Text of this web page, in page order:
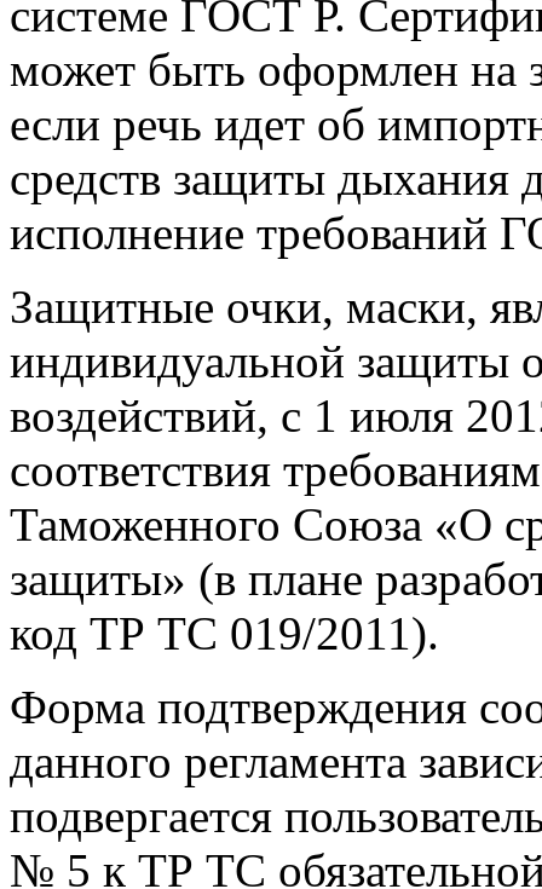
системе ГОСТ Р.
может быть оформлен на
если речь идет об
средств защиты дыхания
исполнение требований
Защитные очки, маски,
индивидуальной защиты
воздействий, с 1 июля
соответствия
Таможенного Союза «О
защиты» (в плане
код ТР ТС 019/2011).
Форма подтверждения
данного регламента
подвергается
№ 5 к ТР ТС